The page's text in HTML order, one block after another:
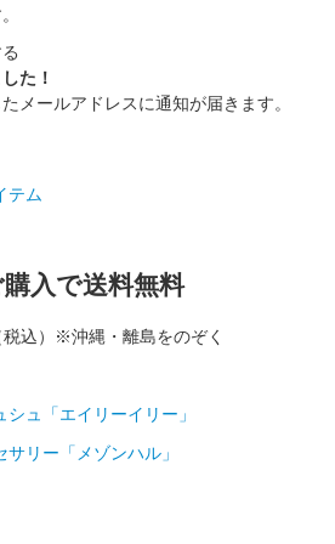
た！
メールアドレスに通知が届きます。
テム
入で送料無料
込）※沖縄・離島をのぞく
ュ「エイリーイリー」
リー「メゾンハル」